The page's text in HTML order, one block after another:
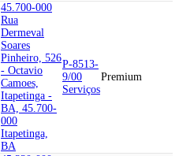
45.700-000
Rua
Dermeval
Soares
Pinheiro, 526
- Octavio
Camoes,
Itapetinga -
BA, 45.700-
000
Itapetinga,
BA
P-8513-
9/00
Serviços
Premium